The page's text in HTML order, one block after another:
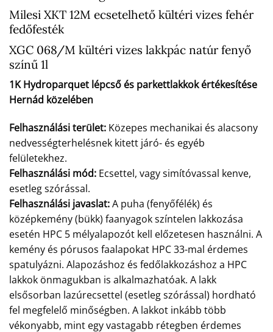
Milesi XKT 12M ecsetelhető kültéri vizes fehér
fedőfesték
XGC 068/M kültéri vizes lakkpác natúr fenyő
színű 1l
1K Hydroparquet lépcső és parkettlakkok értékesítése
Hernád közelében
Felhasználási terület: Közepes mechanikai és alacsony
nedvességterhelésnek kitett járó- és egyéb
felületekhez.
Felhasználási mód: Ecsettel, vagy simítóvassal kenve,
esetleg szórással.
Felhasználási javaslat:A puha (fenyőfélék) és
középkemény (bükk) faanyagok színtelen lakkozása
esetén HPC 5 mélyalapozót kell előzetesen használni. A
kemény és pórusos faalapokat HPC 33-mal érdemes
spatulyázni. Alapozáshoz és fedőlakkozáshoz a HPC
lakkok önmagukban is alkalmazhatóak. A lakk
elsősorban lazúrecsettel (esetleg szórással) hordható
fel megfelelő minőségben. A lakkot inkább több
vékonyabb, mint egy vastagabb rétegben érdemes